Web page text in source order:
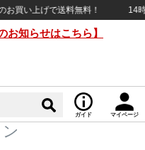
買い上げで送料無料！ 14
お知らせはこちら】
ガイド マイページ